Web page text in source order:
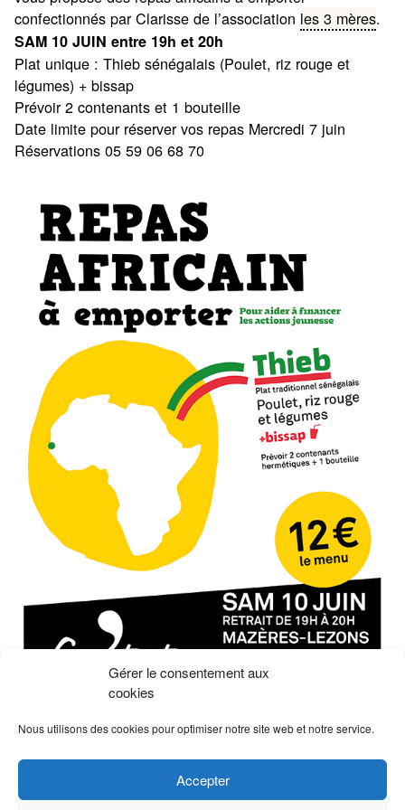
Gérer le consentement aux
cookies
Nous utilisons des cookies pour optimiser notre site web et notre service.
Accepter
confectionnés par Clarisse de l’association les 3 mères.
SAM 10 JUIN entre 19h et 20h
Plat unique : Thieb sénégalais (Poulet, riz rouge et
légumes) + bissap
Prévoir 2 contenants et 1 bouteille
Date limite pour réserver vos repas Mercredi 7 juin
Réservations 05 59 06 68 70
Non classé
Marquéautofinancement,capdetout,Centre Social,
Centre social Cap' de Tout,Jeunesse